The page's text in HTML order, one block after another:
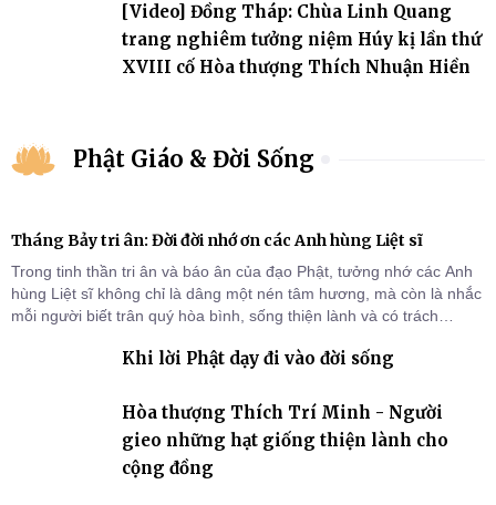
[Video] Đồng Tháp: Chùa Linh Quang
trang nghiêm tưởng niệm Húy kị lần thứ
XVIII cố Hòa thượng Thích Nhuận Hiền
Phật Giáo & Đời Sống
Tháng Bảy tri ân: Đời đời nhớ ơn các Anh hùng Liệt sĩ
Trong tinh thần tri ân và báo ân của đạo Phật, tưởng nhớ các Anh
hùng Liệt sĩ không chỉ là dâng một nén tâm hương, mà còn là nhắc
mỗi người biết trân quý hòa bình, sống thiện lành và có trách
Khi lời Phật dạy đi vào đời sống
Hòa thượng Thích Trí Minh - Người
gieo những hạt giống thiện lành cho
cộng đồng